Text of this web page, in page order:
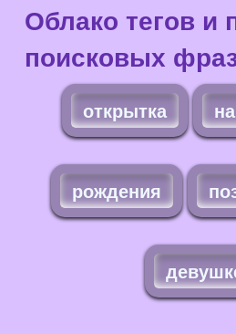
Облако тегов и
поисковых
открытка на
рождения